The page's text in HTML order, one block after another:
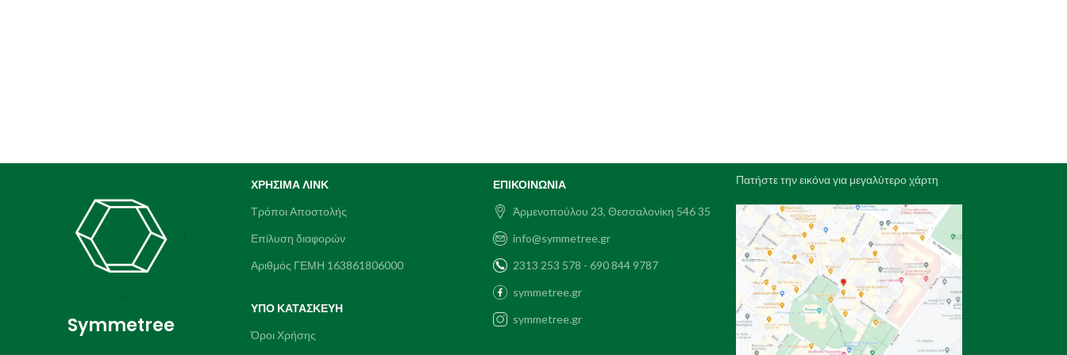
Symmetree
ΧΡΉΣΙΜΑ ΛΙΝΚ
Τρόποι Αποστολής
Επίλυση διαφορών
Αριθμός ΓΕΜΗ 163861806000
ΥΠΌ ΚΑΤΑΣΚΕΥΗ
Όροι Χρήσης
ΕΠΙΚΟΙΝΩΝΊΑ
Ἀρμενοπούλου 23, Θεσσαλονίκη 546 35
info@symmetree.gr
2313 253 578 - 690 844 9787
symmetree.gr
symmetree.gr
Πατήστε την εικόνα για μεγαλύτερο χάρτη